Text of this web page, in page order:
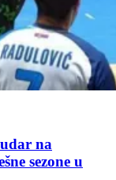
na
sezone u